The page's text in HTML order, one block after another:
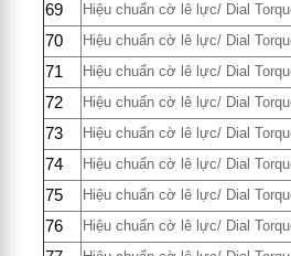
69 Hiệu chuẩn cờ lê lực/ Dial
70 Hiệu chuẩn cờ lê lực/ Dial
71 Hiệu chuẩn cờ lê lực/ Dial
72 Hiệu chuẩn cờ lê lực/ Dial
73 Hiệu chuẩn cờ lê lực/ Dial
74 Hiệu chuẩn cờ lê lực/ Dial
75 Hiệu chuẩn cờ lê lực/ Dial
76 Hiệu chuẩn cờ lê lực/ Dial